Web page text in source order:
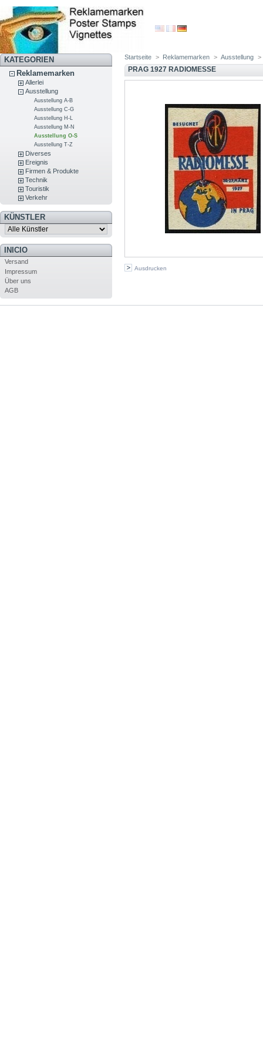
KATEGORIEN
Reklamemarken
Allerlei
Ausstellung
Ausstellung A-B
Ausstellung C-G
Ausstellung H-L
Ausstellung M-N
Ausstellung O-S
Ausstellung T-Z
Diverses
Ereignis
Firmen & Produkte
Technik
Touristik
Verkehr
KÜNSTLER
INICIO
Versand
Impressum
Über uns
AGB
Startseite > Reklamemarken > Ausstellung >
PRAG 1927 RADIOMESSE
Ausdrucken